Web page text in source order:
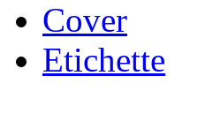
Cover
Etichette